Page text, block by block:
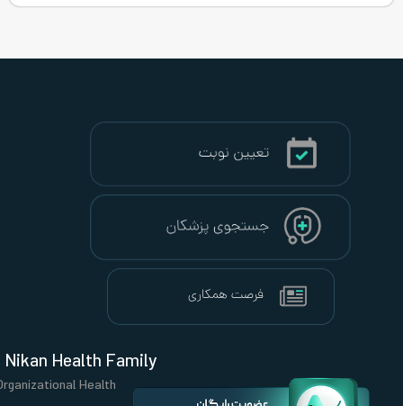
Nikan Health Family
Organizational Health